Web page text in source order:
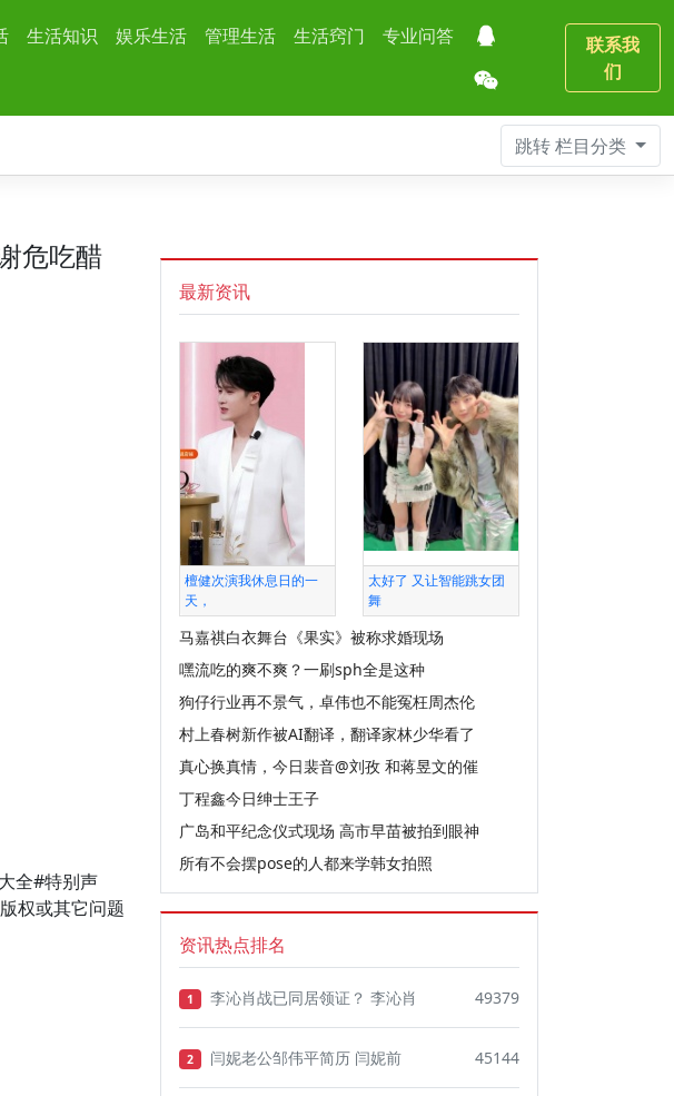
生活知识 娱乐生活 管理生活 生活窍门
专业问答
联系我
们
跳转栏目分类
危吃醋
全#特别声
权或其它问题
最新资讯
檀健次演我休息日的一
天，
太好了 又让智能跳女团
舞
马嘉祺白衣舞台《果实》被称求婚现场
嘿流吃的爽不爽？一刷sph全是这种
狗仔行业再不景气，卓伟也不能冤枉周杰伦
村上春树新作被AI翻译，翻译家林少华看了
真心换真情，今日裴音@刘孜 和蒋昱文的催
丁程鑫今日绅士王子
广岛和平纪念仪式现场 高市早苗被拍到眼神
所有不会摆pose的人都来学韩女拍照
资讯热点排名
1 李沁肖战已同居领证？ 李沁肖 49379
2 闫妮老公邹伟平简历 闫妮前 45144